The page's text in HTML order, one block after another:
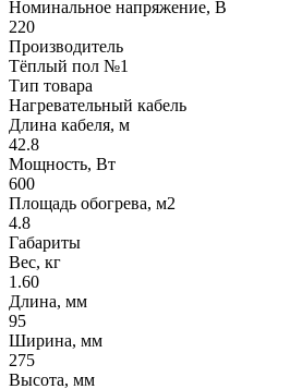
Номинальное напряжение, В
220
Производитель
Тёплый пол №1
Тип товара
Нагревательный кабель
Длина кабеля, м
42.8
Мощность, Вт
600
Площадь обогрева, м2
4.8
Габариты
Вес, кг
1.60
Длина, мм
95
Ширина, мм
275
Высота, мм